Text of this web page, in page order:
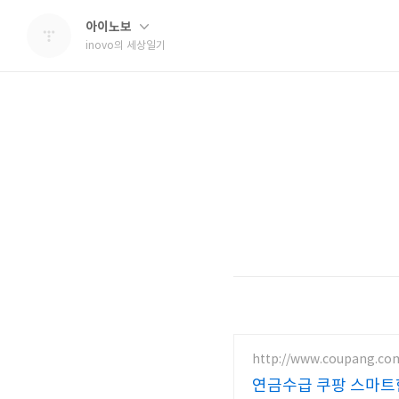
아이노보
inovo의 세상일기
http://
연금수급 쿠팡 스마